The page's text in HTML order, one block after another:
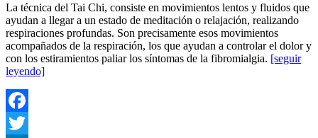
La técnica del Tai Chi, consiste en movimientos lentos y fluidos que
ayudan a llegar a un estado de meditación o relajación, realizando
respiraciones profundas. Son precisamente esos movimientos
acompañados de la respiración, los que ayudan a controlar el dolor y
con los estiramientos paliar los síntomas de la fibromialgia. [seguir
leyendo]
Facebook